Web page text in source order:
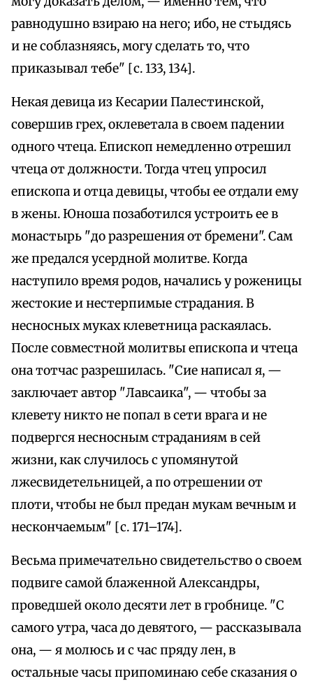
равнодушно взираю на него; ибо, не стыдясь
и не соблазняясь, могу сделать то, что
приказывал тебе" [с. 133, 134].
Некая девица из Кесарии Палестинской,
совершив грех, оклеветала в своем падении
одного чтеца. Епископ немедленно отрешил
чтеца от должности. Тогда чтец упросил
епископа и отца девицы, чтобы ее отдали ему
в жены. Юноша позаботился устроить ее в
монастырь "до разрешения от бремени". Сам
же предался усердной молитве. Когда
наступило время родов, начались у роженицы
жестокие и нестерпимые страдания. В
несносных муках клеветница раскаялась.
После совместной молитвы епископа и чтеца
она тотчас разрешилась. "Сие написал я, —
заключает автор "Лавсаика", — чтобы за
клевету никто не попал в сети врага и не
подвергся несносным страданиям в сей
жизни, как случилось с упомянутой
лжесвидетельницей, а по отрешении от
плоти, чтобы не был предан мукам вечным и
нескончаемым" [с. 171–174].
Весьма примечательно свидетельство о своем
подвиге самой блаженной Александры,
проведшей около десяти лет в гробнице. "С
самого утра, часа до девятого, — рассказывала
она, — я молюсь и с час пряду лен, в
остальные часы припоминаю себе сказания о